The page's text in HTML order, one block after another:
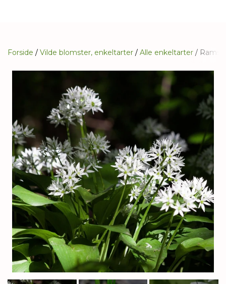
Forside Vilde blomster, enkeltarter Alle enkeltarter